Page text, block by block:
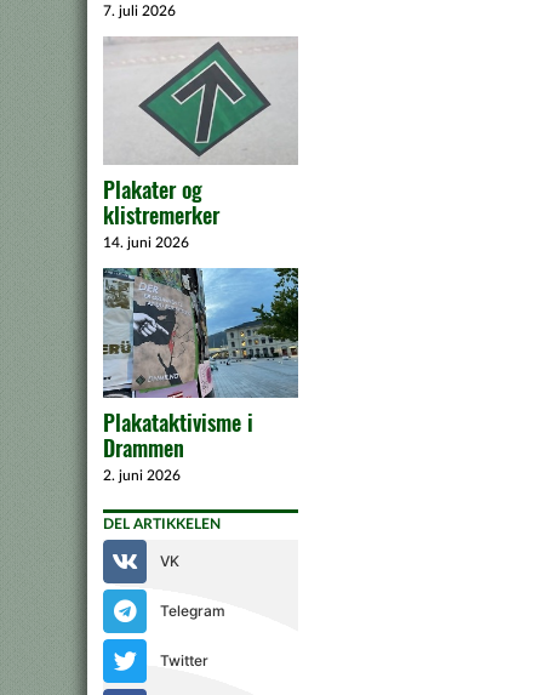
7. juli 2026
Plakater og
klistremerker
14. juni 2026
Plakataktivisme i
Drammen
2. juni 2026
DEL ARTIKKELEN
VK
Telegram
Twitter